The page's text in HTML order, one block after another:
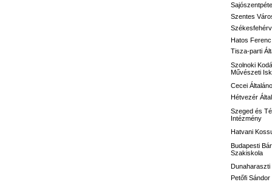
Szentes
Hatos
Tisza-parti
Szolnoki
Művészeti
Cecei
Hétvezér
Szeged és
Intézmény
Hatvani
Budapesti
Szakiskola
Dunaharaszti
Petőfi